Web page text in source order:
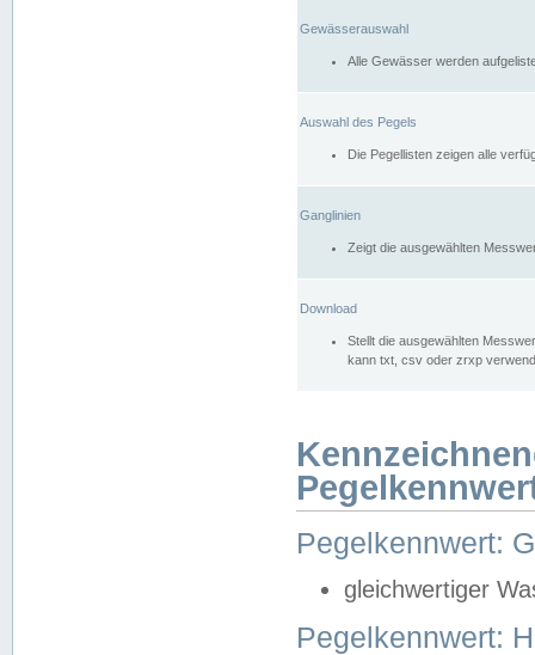
Gewässerauswahl
Alle Gewässer werden
Auswahl des Pegels
Die Pegellisten zeigen alle
Ganglinien
Zeigt die ausgewählten
Download
Stellt die ausgewählten
kann txt, csv oder zrxp
Pegelkennwert:
gleichwertiger
Pegelkennwert: